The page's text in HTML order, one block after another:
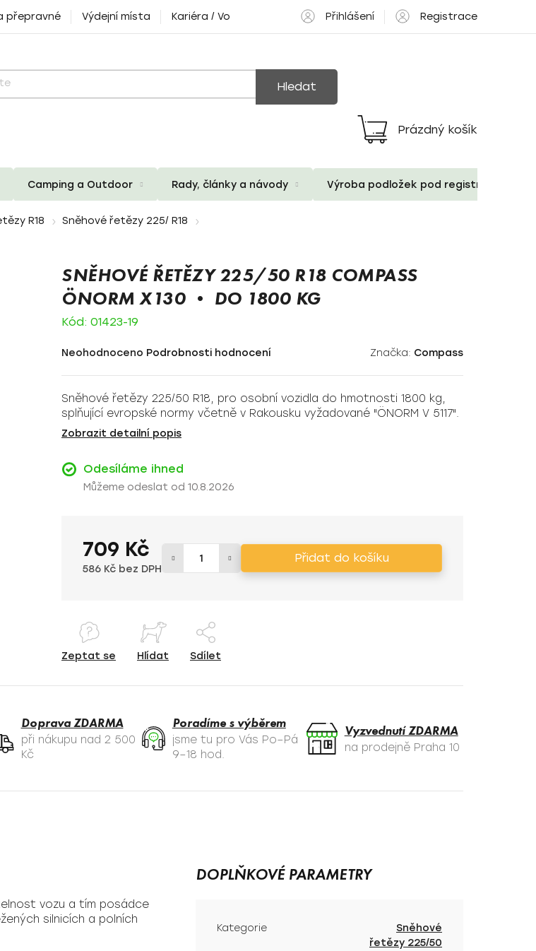
přepravné Výdejní místa Kariéra / Volné pozice Přihlášení Registrace
Hledat
Nákupní
košík
Prázdný košík
Camping a Outdoor Rady, články a návody Výroba podložek pod registrační
R18
Sněhové řetězy 225/ R18
SNĚHOVÉ ŘETĚZY 225/50 R18 COMPASS
ÖNORM X130 • DO 1800 KG
Kód: 01423-19
Průměrné
je
0,0
z
hvězdiček.
Neohodnoceno Podrobnosti hodnocení Značka: Compass
Sněhové řetězy 225/50 R18, pro osobní vozidla do hmotnosti 1800 kg,
splňující evropské normy včetně v Rakousku vyžadované "ÖNORM V 5117".
Zobrazit detailní popis
Odesíláme ihned
10.8.2026
709 Kč
586 Kč bez DPH
Přidat do košíku
Zeptat se Hlídat Sdílet
Doprava ZDARMA
při nákupu nad 2 500
Kč
Poradíme s výběrem
jsme tu pro Vás Po–Pá
9–18 hod.
Vyzvednutí ZDARMA
na prodejně Praha 10
vozu a tím posádce
silnicích a polních
DOPLŇKOVÉ PARAMETRY
Kategorie
Sněhové
řetězy 225/50